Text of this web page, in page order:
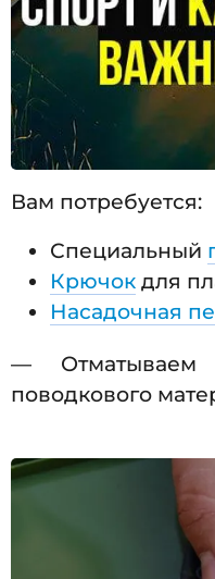
Вам потребуется:
Специальный
Крючокдля
Насадочная
— Отматываем
поводкового